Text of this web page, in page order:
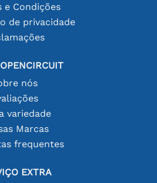
e Condições
de privacidade
nós
variedade
Marcas
frequentes
EXTRA